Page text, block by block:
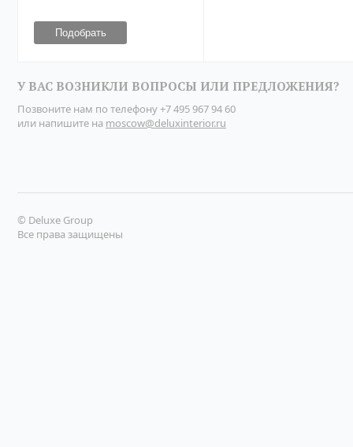
У ВАС ВОЗНИКЛИ ВОПРОСЫ ИЛИ ПРЕДЛОЖЕНИЯ?
Позвоните нам по телефону+7 495 967 94 60
или напишите на moscow@deluxinterior.ru
© Deluxe Group
Все права защищены